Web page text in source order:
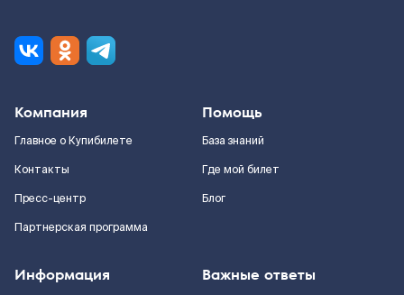
Компания
Главное о Купибилете
Контакты
Пресс-центр
Партнерская программа
Помощь
База знаний
Где мой билет
Блог
Информация Важные ответы